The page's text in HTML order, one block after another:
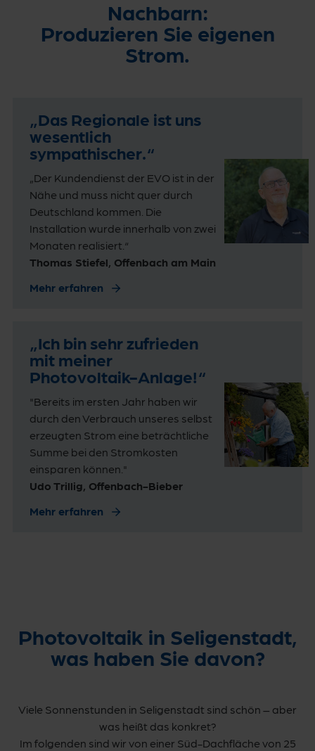
Nachbarn:
Produzieren Sie eigenen
Strom.
„Das Regionale ist uns
wesentlich
sympathischer.“
„Der Kundendienst der EVO ist in der
Nähe und muss nicht quer durch
Deutschland kommen. Die
Installation wurde innerhalb von zwei
Monaten realisiert.“
Thomas Stiefel, Offenbach am Main
Mehr erfahren
„Ich bin sehr zufrieden
mit meiner
Photovoltaik-Anlage!“
"Bereits im ersten Jahr haben wir
durch den Verbrauch unseres selbst
erzeugten Strom eine beträchtliche
Summe bei den Stromkosten
einsparen können."
Udo Trillig, Offenbach-Bieber
Mehr erfahren
Photovoltaik in Seligenstadt,
was haben Sie davon?
Viele Sonnenstunden in Seligenstadt sind schön – aber
was heißt das konkret?
Im folgenden sind wir von einer Süd-Dachfläche von 25